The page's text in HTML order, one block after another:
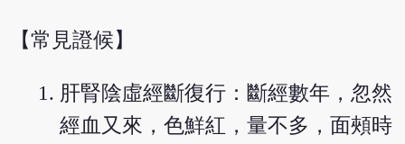
【常見證候】
肝腎陰虛經斷復行：斷經數年，忽然
經血又來，色鮮紅，量不多，面頰時